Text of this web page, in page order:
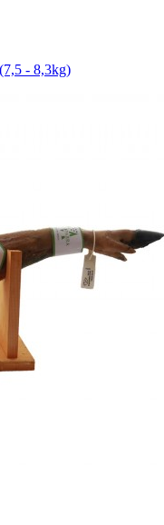
- 8,3kg)